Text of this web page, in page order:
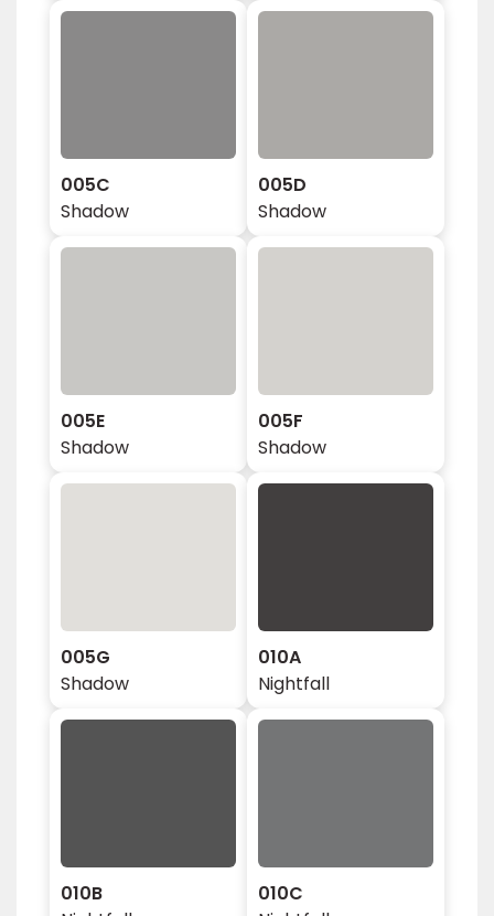
005C
Shadow
005D
Shadow
005E
Shadow
005F
Shadow
005G
Shadow
010A
Nightfall
010B
010C